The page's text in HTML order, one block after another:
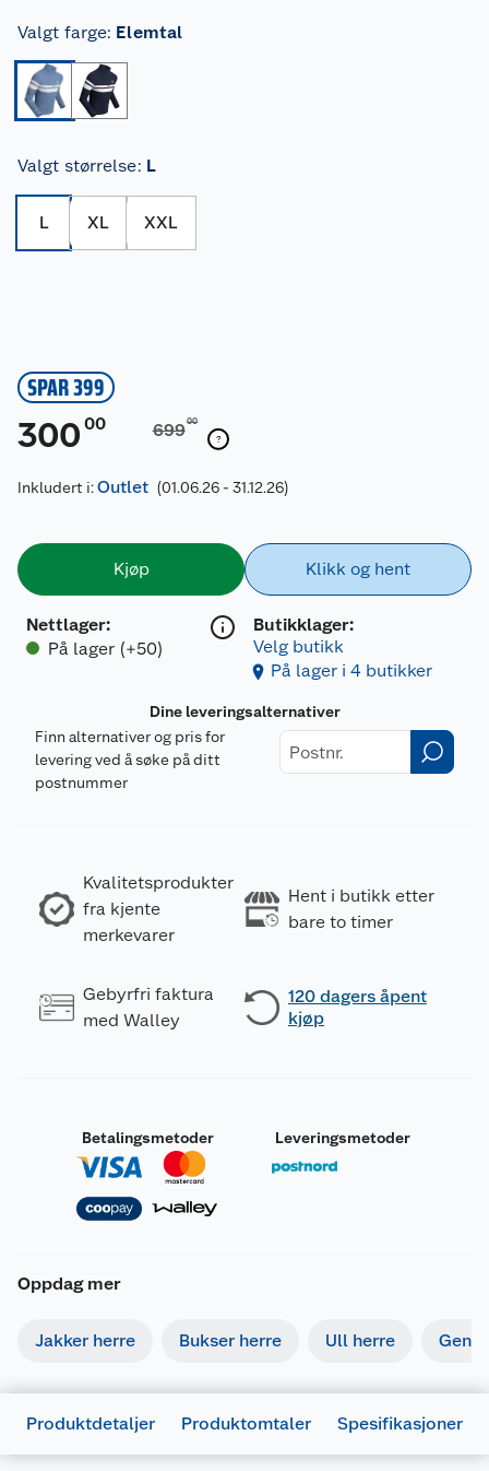
Valgt farge: Elemtal
Valgt størrelse: L
L XL XXL
SPAR 399
300 00 69900
Inkludert i:Outlet (01.06.26 - 31.12.26)
Kjøp
Nettlager:
På lager (+50)
Klikk og hent
Butikklager:
Velg butikk
På lager i 4 butikker
Dine leveringsalternativer
Finn alternativer og pris for
levering ved å søke på ditt
postnummer
Kvalitetsprodukter
fra kjente
merkevarer
Hent i butikk etter
bare to timer
Gebyrfri faktura
med Walley
120 dagers åpent
kjøp
Betalingsmetoder Leveringsmetoder
Oppdag mer
Jakker herre Bukser herre Ull herre
Produktdetaljer Produktomtaler Spesifikasjoner